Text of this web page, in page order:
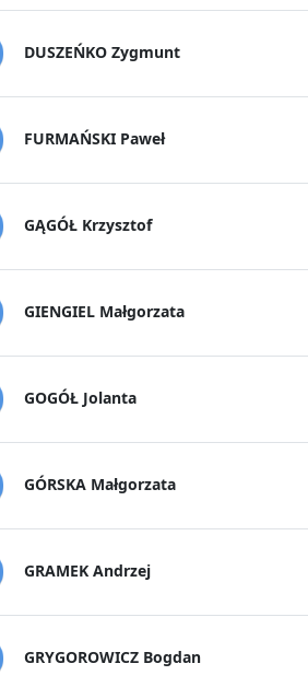
DUSZEŃKO Zygmunt
FURMAŃSKI Paweł
GĄGÓŁ Krzysztof
GIENGIEL Małgorzata
GOGÓŁ Jolanta
GÓRSKA Małgorzata
GRAMEK Andrzej
GRYGOROWICZ Bogdan